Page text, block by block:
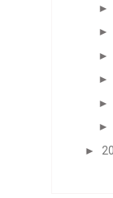
►
►
►
►
►
►
►